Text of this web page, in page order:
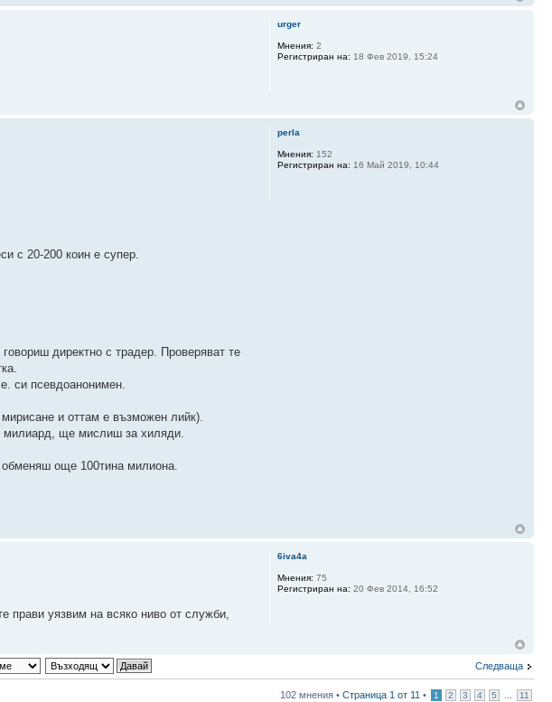
urger
Мнения: 2
Регистриран на: 18 Фев 2019, 15:24
с 20-200 коин е супер.
директно с традер. Проверяват те
си псевдоанонимен.
и оттам е възможен лийк).
милиард, ще мислиш за хиляди.
още 100тина милиона.
perla
Мнения: 152
Регистриран на: 16 Май 2019, 10:44
прави уязвим на всяко ниво от служби,
6iva4a
Мнения: 75
Регистриран на: 20 Фев 2014, 16:52
Следваща
102 мнения • Страница 1 от 11 • 1 2 3 4 5 11